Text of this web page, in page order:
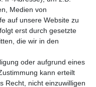
vorbehalten.
Medien von
auf unsere Website zu
erst durch gesetzte
die wir in den
oder aufgrund eines
kann erteilt
Recht, nicht einzuwilligen